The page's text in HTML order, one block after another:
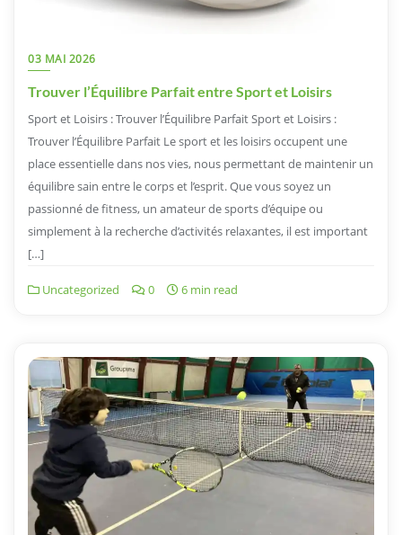
03 MAI 2026
Trouver l’Équilibre Parfait entre Sport et Loisirs
Sport et Loisirs : Trouver l’Équilibre Parfait Sport et Loisirs :
Trouver l’Équilibre Parfait Le sport et les loisirs occupent une
place essentielle dans nos vies, nous permettant de maintenir un
équilibre sain entre le corps et l’esprit. Que vous soyez un
passionné de fitness, un amateur de sports d’équipe ou
simplement à la recherche d’activités relaxantes, il est important
[…]
Uncategorized 0 6 min read